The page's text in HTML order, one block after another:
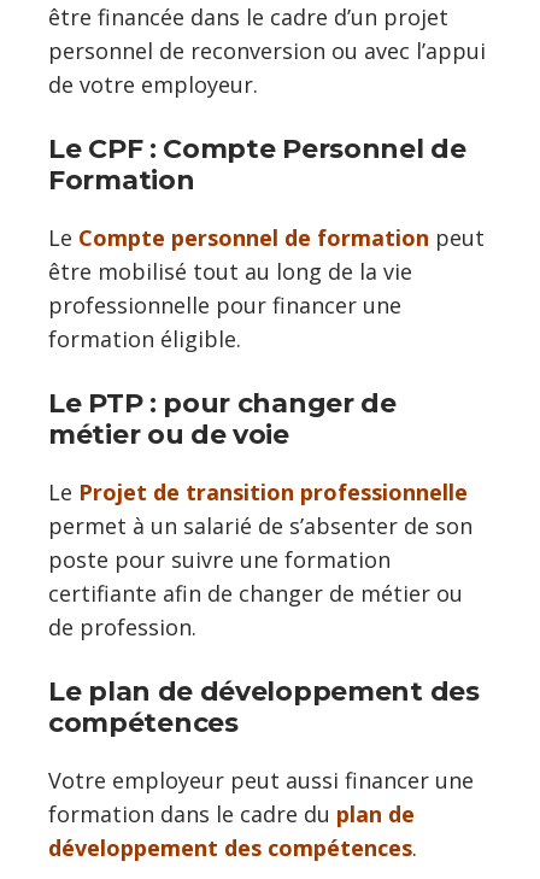
être financée dans le cadre d’un projet
personnel de reconversion ou avec l’appui
de votre employeur.
Le CPF : Compte Personnel de
Formation
Le Compte personnel de formation peut
être mobilisé tout au long de la vie
professionnelle pour financer une
formation éligible.
Le PTP : pour changer de
métier ou de voie
Le Projet de transition professionnelle
permet à un salarié de s’absenter de son
poste pour suivre une formation
certifiante afin de changer de métier ou
de profession.
Le plan de développement des
compétences
Votre employeur peut aussi financer une
formation dans le cadre du plan de
développement des compétences.